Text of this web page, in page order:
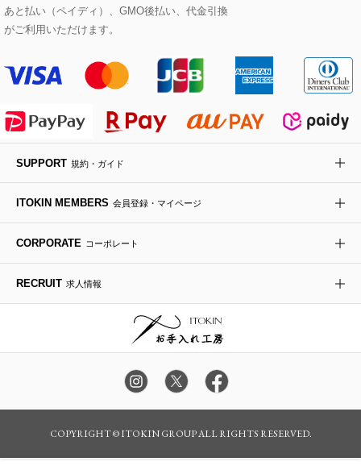
Maison de CINQ
MK MICHEL KLEIN BAG
HIROKO KOSHINO
セットアップワンピース
ステンカラーコート
ライダースジャケット
デニムジャケット
ダウンジャケット・コート
ヘアアクセサリー
ハンカチ・バンダナ
手袋
チャーム・ストラップ
その他のグッズ・小物
ブローチ・コサージュ
ボストンバッグ
バックパック・リュック
ボディバッグ・メッセンジャーバッグ
トラベルバッグ
スニーカー
フラットシューズ
ローファー
ドレスシューズ
ローズ
カサブランカ・カラー
ラナンキュラス
ポプリアレンジ＆フレグランス
あと払い（ペイディ）、GMO後払い、代金引換
がご利用いただけます。
SUPPORT 規約・ガイド
ITOKIN MEMBERS 会員登録・マイページ
CORPORATE コーポレート
RECRUIT 求人情報
COPYRIGHT © ITOKIN GROUP ALL RIGHTS RESERVED.